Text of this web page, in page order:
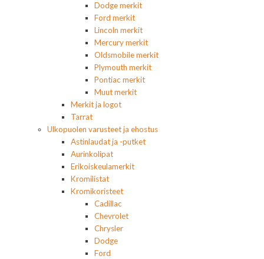
Dodge merkit
Ford merkit
Lincoln merkit
Mercury merkit
Oldsmobile merkit
Plymouth merkit
Pontiac merkit
Muut merkit
Merkit ja logot
Tarrat
Ulkopuolen varusteet ja ehostus
Astinlaudat ja -putket
Aurinkolipat
Erikoiskeulamerkit
Kromilistat
Kromikoristeet
Cadillac
Chevrolet
Chrysler
Dodge
Ford